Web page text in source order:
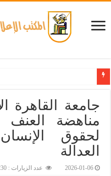
جامعة القاهرة
مناهضة العنف
لحقوق
العدالة‎
2026-01-06 عدد الزيارات : 230